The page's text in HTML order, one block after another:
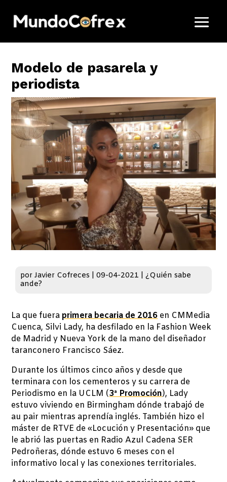
Modelo de pasarela y
periodista
porJavier Cofreces |09-04-2021 |¿Quién sabe
ande?
La que fueraprimera becaria de 2016en CMMedia
Cuenca, Silvi Lady, ha desfilado en la Fashion Week
de Madrid y Nueva York de la mano del diseñador
taranconero Francisco Sáez.
Durante los últimos cinco años y desde que
terminara con los cementeros y su carrera de
Periodismo en la UCLM (3ª Promoción), Lady
estuvo viviendo en Birmingham dónde trabajó de
au pair mientras aprendía inglés. También hizo el
máster de RTVE de «Locución y Presentación» que
le abrió las puertas en Radio Azul Cadena SER
Pedroñeras, dónde estuvo 6 meses con el
informativo local y las conexiones territoriales.